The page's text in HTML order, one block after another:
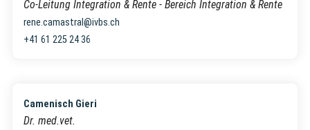
Co-Leitung Integration & Rente - Bereich Integration & Rente
rene.camastral@ivbs.ch
+41 61 225 24 36
Camenisch Gieri
Dr. med.vet.